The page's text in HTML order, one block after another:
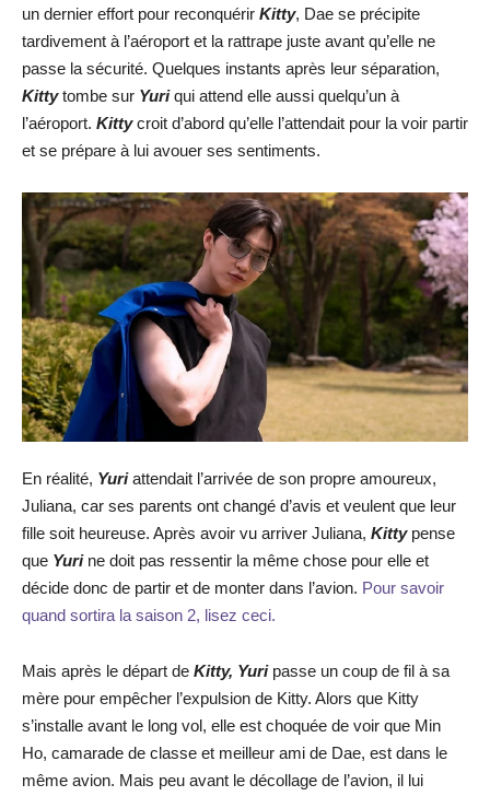
un dernier effort pour reconquérir Kitty, Dae se précipite
tardivement à l’aéroport et la rattrape juste avant qu’elle ne
passe la sécurité. Quelques instants après leur séparation,
Kittytombe sur Yuriqui attend elle aussi quelqu’un à
l’aéroport. Kittycroit d’abord qu’elle l’attendait pour la voir partir
et se prépare à lui avouer ses sentiments.
En réalité, Yuriattendait l’arrivée de son propre amoureux,
Juliana, car ses parents ont changé d’avis et veulent que leur
fille soit heureuse. Après avoir vu arriver Juliana, Kitty pense
que Yuri ne doit pas ressentir la même chose pour elle et
décide donc de partir et de monter dans l’avion. Pour savoir
quand sortira la saison 2, lisez ceci.
Mais après le départ de Kitty, Yuri passe un coup de fil à sa
mère pour empêcher l’expulsion de Kitty. Alors que Kitty
s’installe avant le long vol, elle est choquée de voir que Min
Ho, camarade de classe et meilleur ami de Dae, est dans le
même avion. Mais peu avant le décollage de l’avion, il lui